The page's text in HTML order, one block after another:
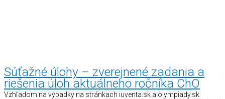
Súťažné úlohy – zverejnené zadania a
riešenia úloh aktuálneho ročníka ChO
Vzhľadom na výpadky na stránkach iuventa.sk a olympiady.sk